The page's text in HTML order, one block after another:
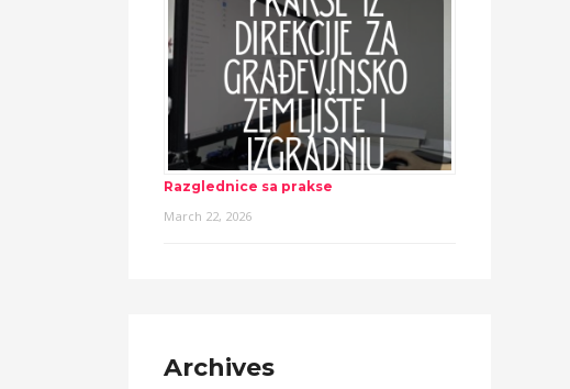
Razglednice sa prakse
March 22, 2026
Archives